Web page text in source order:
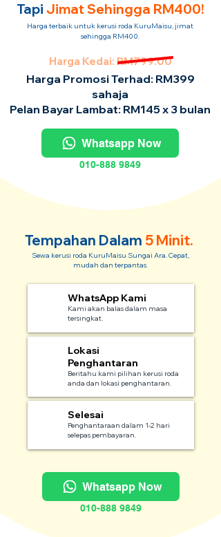
Tapi Jimat Sehingga RM400!
Harga terbaik untuk kerusi roda KuruMaisu, jimat
sehingga RM400.
Harga Kedai: RM799.00
Harga Promosi Terhad: RM399
sahaja
Pelan Bayar Lambat: RM145 x 3 bulan
Whatsapp Now
010-888 9849
Tempahan Dalam 5 Minit.
Sewa kerusi roda KuruMaisu Sungai Ara. Cepat,
mudah dan terpantas.
WhatsApp Kami
Kami akan balas dalam masa
tersingkat.
Lokasi
Penghantaran
Beritahu kami pilihan kerusi roda
anda dan lokasi penghantaran.
Selesai
Penghantaraan dalam 1-2 hari
selepas pembayaran.
Whatsapp Now
010-888 9849